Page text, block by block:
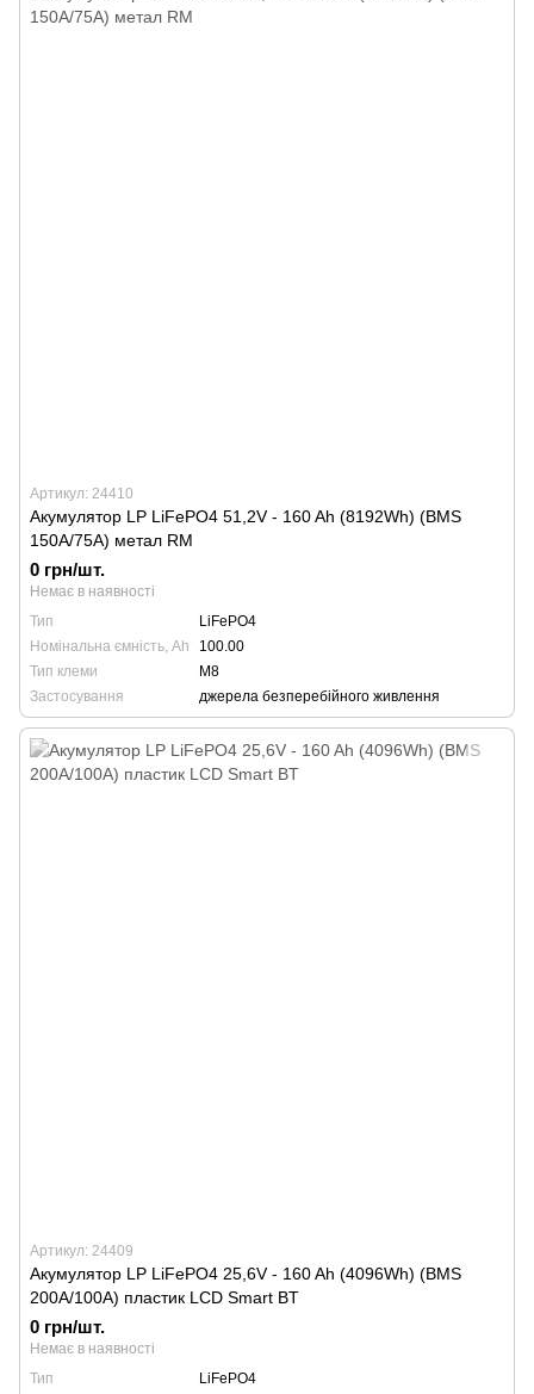
Артикул: 24410
Акумулятор LP LiFePO4 51,2V - 160 Ah (8192Wh) (BMS
150A/75А) метал RM
0 грн/шт.
Немає в наявності
Тип
LiFePO4
Номінальна ємність, Ah
100.00
Тип клеми
М8
Застосування
джерела безперебійного живлення
Артикул: 24409
Акумулятор LP LiFePO4 25,6V - 160 Ah (4096Wh) (BMS
200A/100А) пластик LCD Smart BT
0 грн/шт.
Немає в наявності
Тип
LiFePO4